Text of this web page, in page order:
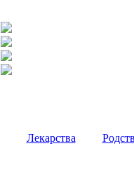
Лекарства